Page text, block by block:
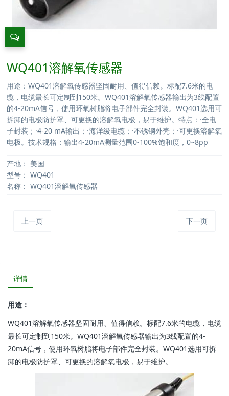
WQ401溶解氧传感器
用途：WQ401溶解氧传感器坚固耐用、值得信赖。标配7.6米的电
缆，电缆最长可定制到150米。WQ401溶解氧传感器输出为3线配置
的4-20mA信号，使用环氧树脂将电子部件完全封装。WQ401选用可
拆卸的电极防护罩、可更换的溶解氧电极，易于维护。特点：·全电
子封装；·4-20 mA输出；·海洋级电缆；·不锈钢外壳；·可更换溶解氧
电极。技术规格：输出4-20mA测量范围0-100%饱和度，0~8pp
产地： 美国
型号： WQ401
名称： WQ401溶解氧传感器
上一页 下一页
详情
用途：
WQ401溶解氧传感器坚固耐用、值得信赖。标配7.6米的电缆，电缆
最长可定制到150米。WQ401溶解氧传感器输出为3线配置的4-
20mA信号，使用环氧树脂将电子部件完全封装。WQ401选用可拆
卸的电极防护罩、可更换的溶解氧电极，易于维护。